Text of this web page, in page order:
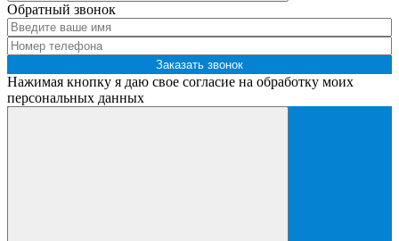
Обратный звонок
Заказать звонок
Нажимая кнопку я даю свое согласие на обработку моих
персональных данных